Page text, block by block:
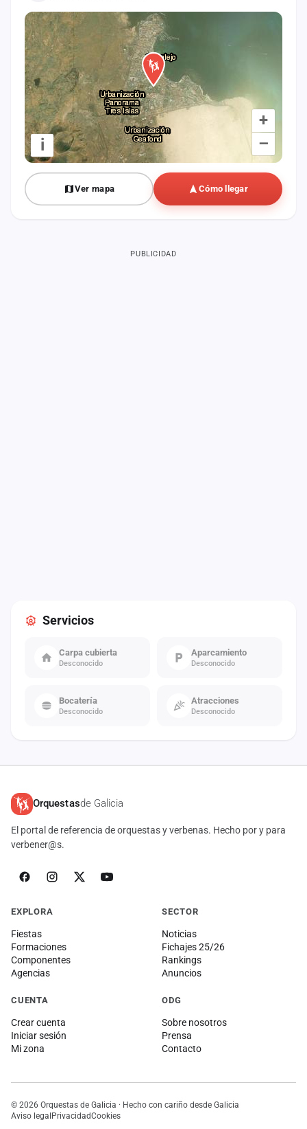
+
–
i
Ver mapa Cómo llegar
Servicios
Carpa cubierta
Desconocido
Aparcamiento
Desconocido
Bocatería
Desconocido
Atracciones
Desconocido
PUBLICIDAD
Orquestasde Galicia
El portal de referencia de orquestas y verbenas. Hecho por y para
verbener@s.
EXPLORA
Fiestas
Formaciones
Componentes
Agencias
SECTOR
Noticias
Fichajes 25/26
Rankings
Anuncios
CUENTA
Crear cuenta
Iniciar sesión
Mi zona
ODG
Sobre nosotros
Prensa
Contacto
© 2026 Orquestas de Galicia · Hecho con cariño desde Galicia
Aviso legalPrivacidadCookies